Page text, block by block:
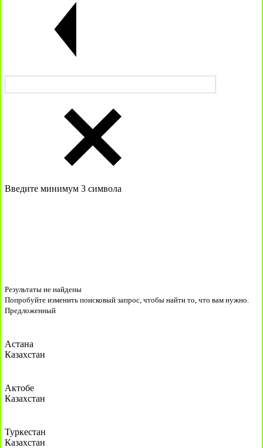
Введите минимум 3 символа
Результаты не найдены
Попробуйте изменить поисковый запрос, чтобы найти то, что вам нужно.
Предложенный
Астана
Казахстан
Актобе
Казахстан
Туркестан
Казахстан